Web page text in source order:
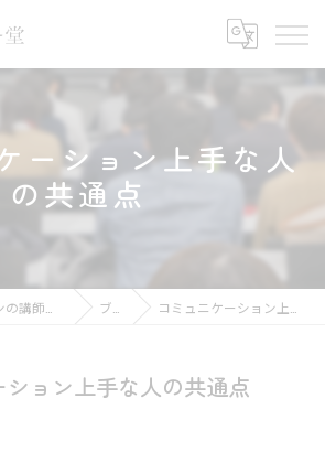
ーション上手な人
の共通点
ブログ コミュニケーション上手な人の共通点
ション上手な人の共通点